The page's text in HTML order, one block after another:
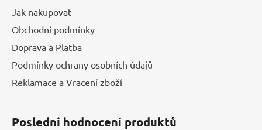
Jak nakupovat
Obchodní podmínky
Doprava a Platba
Podmínky ochrany osobních údajů
Reklamace a Vracení zboží
Poslední hodnocení produktů